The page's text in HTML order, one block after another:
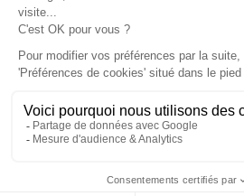
et offres exclusives parquet.
© 2026 PARQUET &